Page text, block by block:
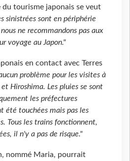
du tourisme japonais se veut
sinistrées sont en périphérie
ne recommandons pas aux
voyage au Japon."
en contact avec Terres
problème pour les visites à
Hiroshima. Les pluies se sont
les préfectures
été touchées mais pas les
Tous les trains fonctionnent,
il n'y a pas de risque."
nommé Maria, pourrait